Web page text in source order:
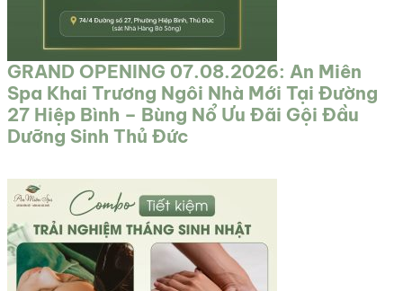
GRAND OPENING 07.08.2026: An Miên
Spa Khai Trương Ngôi Nhà Mới Tại Đường
27 Hiệp Bình – Bùng Nổ Ưu Đãi Gội Đầu
Dưỡng Sinh Thủ Đức